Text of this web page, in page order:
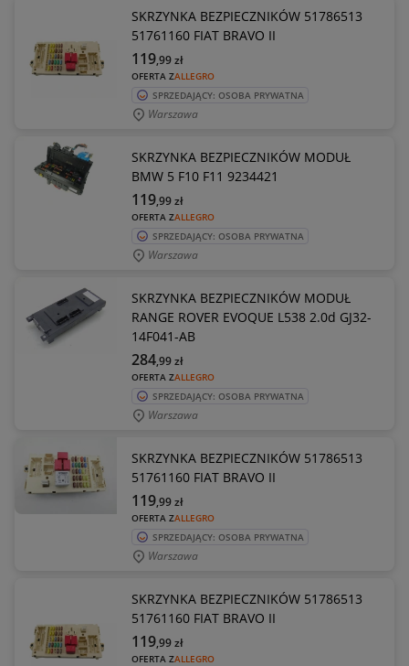
SKRZYNKA BEZPIECZNIKÓW 51786513
51761160 FIAT BRAVO II
OFERTA ZALLEGRO
119,99zł
SPRZEDAJĄCY: OSOBA PRYWATNA
Warszawa
SKRZYNKA BEZPIECZNIKÓW MODUŁ
BMW 5 F10 F11 9234421
OFERTA ZALLEGRO
119,99zł
SPRZEDAJĄCY: OSOBA PRYWATNA
Warszawa
SKRZYNKA BEZPIECZNIKÓW MODUŁ
RANGE ROVER EVOQUE L538 2.0d GJ32-
14F041-AB
OFERTA ZALLEGRO
284,99zł
SPRZEDAJĄCY: OSOBA PRYWATNA
Warszawa
SKRZYNKA BEZPIECZNIKÓW 51786513
51761160 FIAT BRAVO II
OFERTA ZALLEGRO
119,99zł
SPRZEDAJĄCY: OSOBA PRYWATNA
Warszawa
SKRZYNKA BEZPIECZNIKÓW 51786513
51761160 FIAT BRAVO II
OFERTA ZALLEGRO
119,99zł